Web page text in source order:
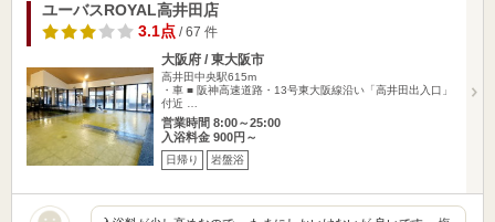
ユーバスROYAL高井田店
3.1点 / 67 件
大阪府 / 東大阪市
高井田中央駅615m
・車 ■ 阪神高速道路・13号東大阪線沿い「高井田出入口」
付近 …
営業時間 8:00～25:00
入浴料金 900円～
日帰り 岩盤浴